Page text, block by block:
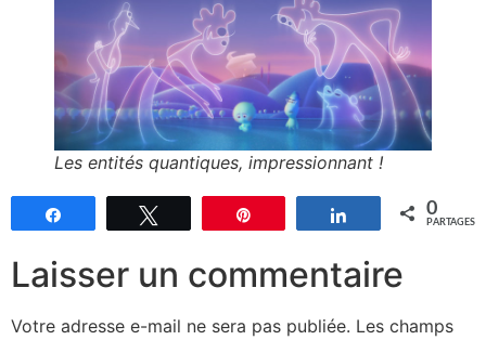
Les entités quantiques, impressionnant !
Partagez 0
PARTAGES
Laisser un commentaire
Votre adresse e-mail ne sera pas publiée. Les champs